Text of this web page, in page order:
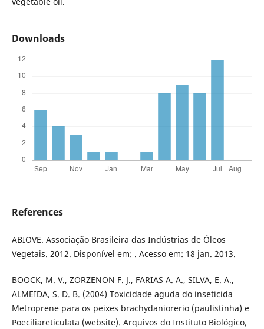
Downloads
References
ABIOVE. Associação Brasileira das Indústrias de Óleos
Vegetais. 2012. Disponível em: . Acesso em: 18 jan. 2013.
BOOCK, M. V., ZORZENON F. J., FARIAS A. A., SILVA, E. A.,
ALMEIDA, S. D. B. (2004) Toxicidade aguda do inseticida
Metroprene para os peixes brachydaniorerio (paulistinha) e
Poeciliareticulata (website). Arquivos do Instituto Biológico,